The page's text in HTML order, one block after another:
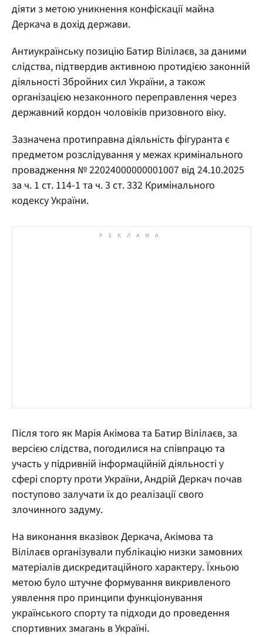
діяти з метою уникнення конфіскації майна
Деркача в дохід держави.
Антиукраїнську позицію Батир Вілілаєв, за даними
слідства, підтвердив активною протидією законній
діяльності Збройних сил України, а також
організацією незаконного переправлення через
державний кордон чоловіків призовного віку.
Зазначена протиправна діяльність фігуранта є
предметом розслідування у межах кримінального
провадження № 22024000000001007 від 24.10.2025
за ч. 1 ст. 114-1 та ч. 3 ст. 332 Кримінального
кодексу України.
Після того як Марія Акімова та Батир Вілілаєв, за
версією слідства, погодилися на співпрацю та
участь у підривній інформаційній діяльності у
сфері спорту проти України, Андрій Деркач почав
поступово залучати їх до реалізації свого
злочинного задуму.
На виконання вказівок Деркача, Акімова та
Вілілаєв організували публікацію низки замовних
матеріалів дискредитаційного характеру. Їхньою
метою було штучне формування викривленого
уявлення про принципи функціонування
українського спорту та підходи до проведення
спортивних змагань в Україні.